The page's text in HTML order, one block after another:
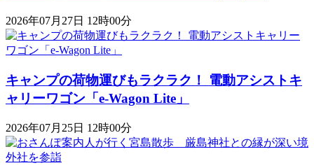
2026年07月27日 12時00分
キャンプの荷物運びもラクラク！ 電動アシストキ
ャリーワゴン「​​e-Wagon Lite」
2026年07月25日 12時00分